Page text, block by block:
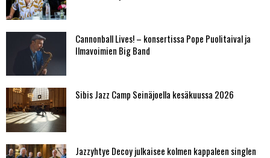
Cannonball Lives! – konsertissa Pope Puolitaival ja
Ilmavoimien Big Band
Sibis Jazz Camp Seinäjoella kesäkuussa 2026
Jazzyhtye Decoy julkaisee kolmen kappaleen singlen